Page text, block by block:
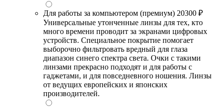
Для работы за компьютером (премиум) 20300 ₽
Универсальные утонченные линзы для тех, кто
много времени проводит за экранами цифровых
устройств. Специальное покрытие помогает
выборочно фильтровать вредный для глаза
диапазон синего спектра света. Очки с такими
линзами прекрасно подходят и для работы с
гаджетами, и для повседневного ношения. Линзы
от ведущих европейских и японских
производителей.